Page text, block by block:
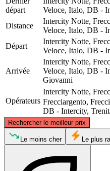
départ
Veloce, Italo, DB -
Distance
Intercity Notte,
Veloce, Italo, DB -
Départ
Intercity Notte,
Veloce, Italo, DB -
Arrivée
Intercity Notte,
Veloce, Italo, DB -
Giovanni
Opérateurs
Intercity Notte,
Frecciargento,
DB - Intercity,
Rechercher le meilleur prix
Padua
Le moins cher Le plus